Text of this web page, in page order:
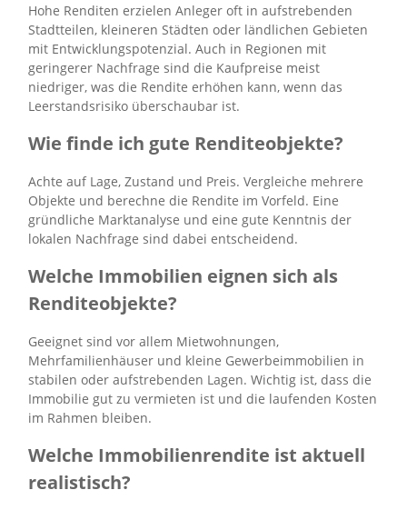
Hohe Renditen erzielen Anleger oft in aufstrebenden
Stadtteilen, kleineren Städten oder ländlichen Gebieten
mit Entwicklungspotenzial. Auch in Regionen mit
geringerer Nachfrage sind die Kaufpreise meist
niedriger, was die Rendite erhöhen kann, wenn das
Leerstandsrisiko überschaubar ist.
Wie finde ich gute Renditeobjekte?
Achte auf Lage, Zustand und Preis. Vergleiche mehrere
Objekte und berechne die Rendite im Vorfeld. Eine
gründliche Marktanalyse und eine gute Kenntnis der
lokalen Nachfrage sind dabei entscheidend.
Welche Immobilien eignen sich als
Renditeobjekte?
Geeignet sind vor allem Mietwohnungen,
Mehrfamilienhäuser und kleine Gewerbeimmobilien in
stabilen oder aufstrebenden Lagen. Wichtig ist, dass die
Immobilie gut zu vermieten ist und die laufenden Kosten
im Rahmen bleiben.
Welche Immobilienrendite ist aktuell
realistisch?